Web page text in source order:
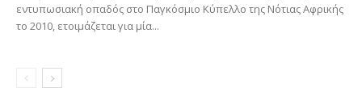
εντυπωσιακή οπαδός στο Παγκόσμιο Κύπελλο της Νότιας Αφρικής
το 2010, ετοιμάζεται για μία...